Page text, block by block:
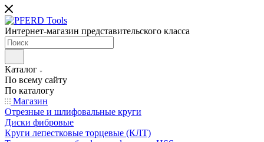
Интернет-магазин представительского класса
Каталог
По всему сайту
По каталогу
Магазин
Отрезные и шлифовальные круги
Диски фибровые
Круги лепестковые торцевые (КЛТ)